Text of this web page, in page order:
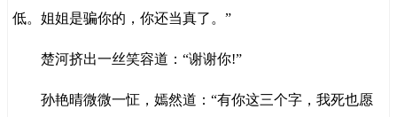
低。姐姐是骗你的，你还当真了。”
楚河挤出一丝笑容道：“谢谢你!”
孙艳晴微微一怔，嫣然道：“有你这三个字，我死也愿